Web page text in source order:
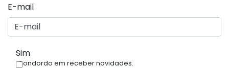
E-mail
Sim
Condordo em receber novidades.